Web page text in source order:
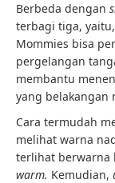
Berbeda dengan
terbagi tiga, yaitu,
Mommies bisa
pergelangan
membantu
yang belakangan
Cara termudah
melihat warna
terlihat berwarna
warm. Kemudian,